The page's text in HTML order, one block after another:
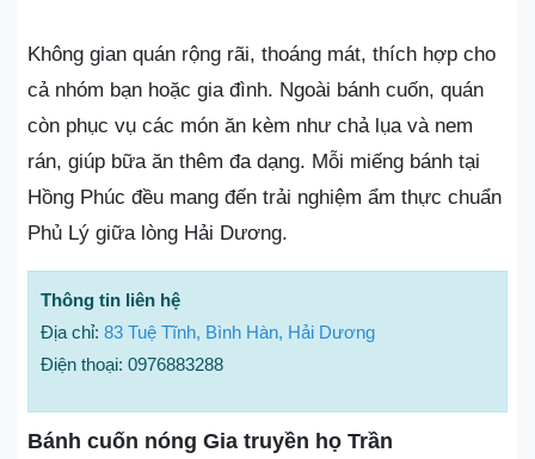
Không gian quán rộng rãi, thoáng mát, thích hợp cho
cả nhóm bạn hoặc gia đình. Ngoài bánh cuốn, quán
còn phục vụ các món ăn kèm như chả lụa và nem
rán, giúp bữa ăn thêm đa dạng. Mỗi miếng bánh tại
Hồng Phúc đều mang đến trải nghiệm ẩm thực chuẩn
Phủ Lý giữa lòng Hải Dương.
Thông tin liên hệ
Địa chỉ: 83 Tuệ Tĩnh, Bình Hàn, Hải Dương
Điện thoại: 0976883288
Bánh cuốn nóng Gia truyền họ Trần